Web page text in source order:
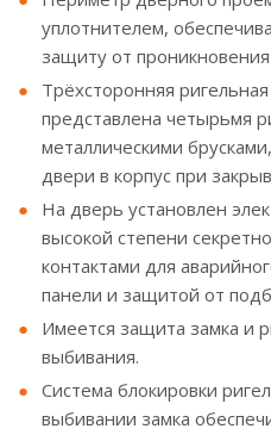
уплотнителем,
защиту от
Трёхсторонняя
представлена четырьмя
металлическими
двери в корпус при
На дверь установлен
высокой степени
контактами для
панели и защитой от
Имеется защита замка и
выбивания.
Система блокировки
выбивании замка